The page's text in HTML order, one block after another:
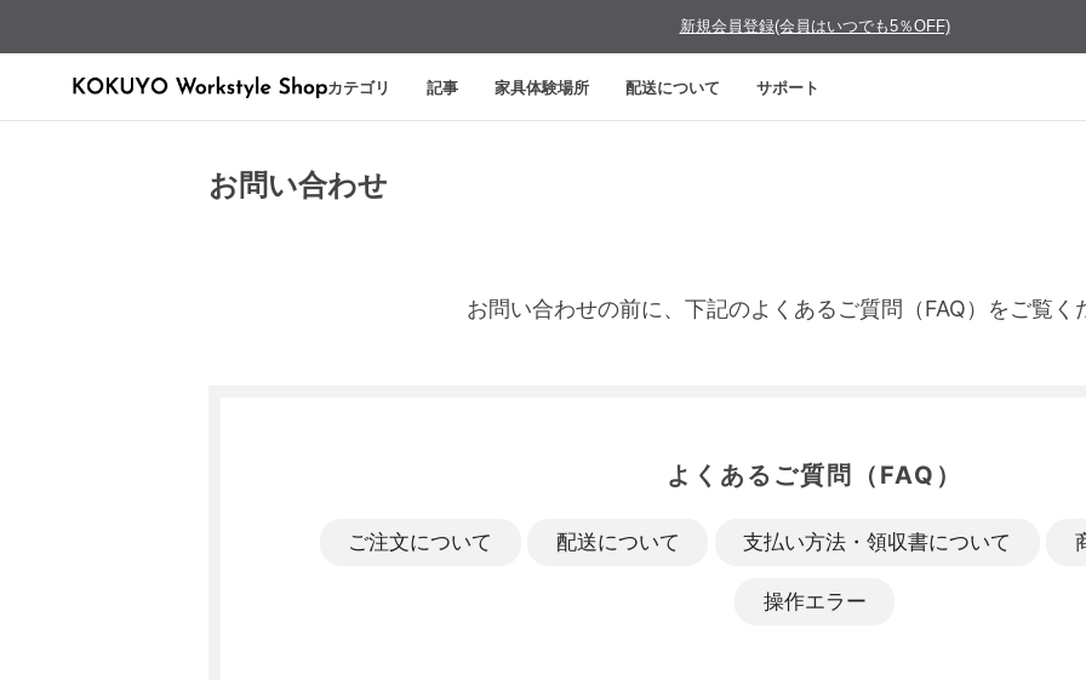
新規会員登録(会員はいつでも5％OFF)
カテゴリ 記事 家具体験場所 配送について サポート
お問い合わせ
お問い合わせの前に、下記のよくあるご質問（FAQ）をご覧く
よくあるご質問（FAQ）
ご注文について 配送について 支払い方法・領収書について
操作エラー